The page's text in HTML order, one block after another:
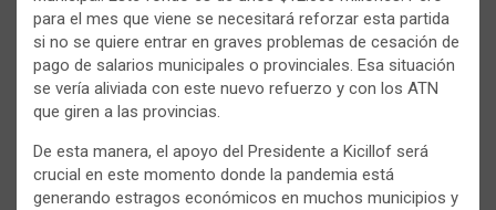
para el mes que viene se necesitará reforzar esta partida
si no se quiere entrar en graves problemas de cesación de
pago de salarios municipales o provinciales. Esa situación
se vería aliviada con este nuevo refuerzo y con los ATN
que giren a las provincias.
De esta manera, el apoyo del Presidente a Kicillof será
crucial en este momento donde la pandemia está
generando estragos económicos en muchos municipios y